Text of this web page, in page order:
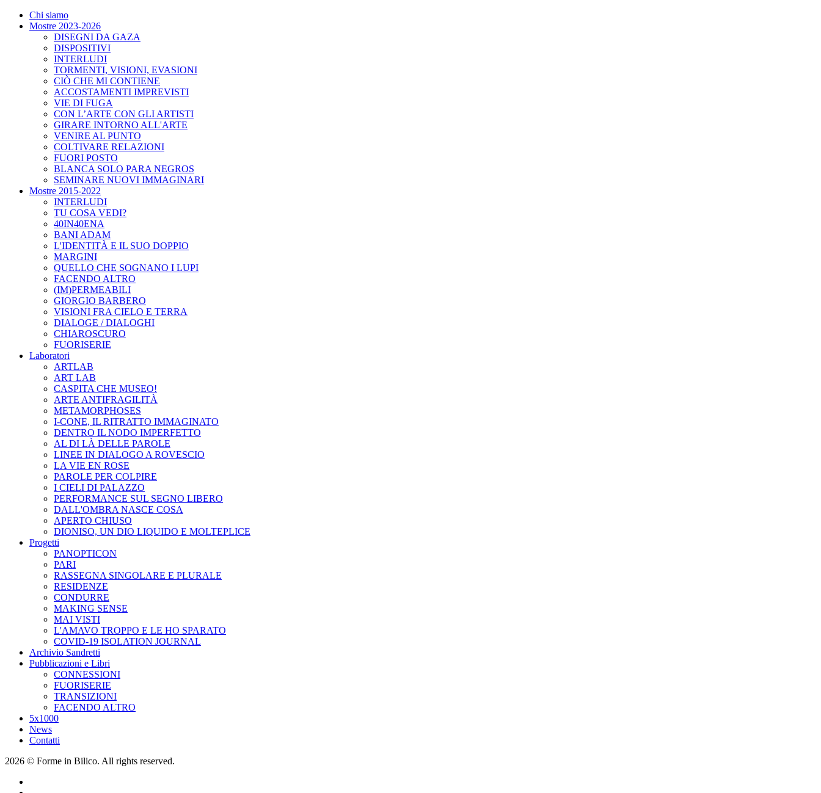
Chi siamo
Mostre 2023-2026
DISEGNI DA GAZA
DISPOSITIVI
INTERLUDI
TORMENTI, VISIONI, EVASIONI
CIÒ CHE MI CONTIENE
ACCOSTAMENTI IMPREVISTI
VIE DI FUGA
CON L’ARTE CON GLI ARTISTI
GIRARE INTORNO ALL'ARTE
VENIRE AL PUNTO
COLTIVARE RELAZIONI
FUORI POSTO
BLANCA SOLO PARA NEGROS
SEMINARE NUOVI IMMAGINARI
Mostre 2015-2022
INTERLUDI
TU COSA VEDI?
40IN40ENA
BANI ADAM
L'IDENTITÀ E IL SUO DOPPIO
MARGINI
QUELLO CHE SOGNANO I LUPI
FACENDO ALTRO
(IM)PERMEABILI
GIORGIO BARBERO
VISIONI FRA CIELO E TERRA
DIALOGE / DIALOGHI
CHIAROSCURO
FUORISERIE
Laboratori
ARTLAB
ART LAB
CASPITA CHE MUSEO!
ARTE ANTIFRAGILITÀ
METAMORPHOSES
I-CONE, IL RITRATTO IMMAGINATO
DENTRO IL NODO IMPERFETTO
AL DI LÀ DELLE PAROLE
LINEE IN DIALOGO A ROVESCIO
LA VIE EN ROSE
PAROLE PER COLPIRE
I CIELI DI PALAZZO
PERFORMANCE SUL SEGNO LIBERO
DALL'OMBRA NASCE COSA
APERTO CHIUSO
DIONISO, UN DIO LIQUIDO E MOLTEPLICE
Progetti
PANOPTICON
PARI
RASSEGNA SINGOLARE E PLURALE
RESIDENZE
CONDURRE
MAKING SENSE
MAI VISTI
L'AMAVO TROPPO E LE HO SPARATO
COVID-19 ISOLATION JOURNAL
Archivio Sandretti
Pubblicazioni e Libri
CONNESSIONI
FUORISERIE
TRANSIZIONI
FACENDO ALTRO
5x1000
News
Contatti
2026 © Forme in Bilico. All rights reserved.